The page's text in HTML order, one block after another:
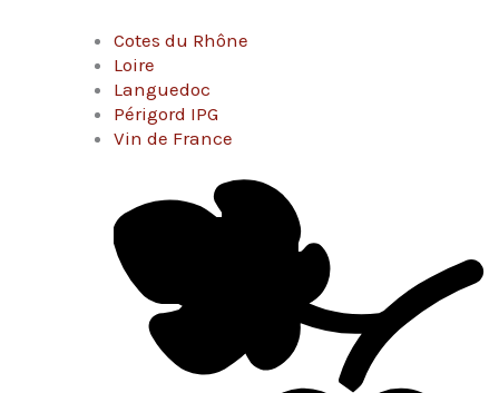
Cotes du Rhône
Loire
Languedoc
Périgord IPG
Vin de France